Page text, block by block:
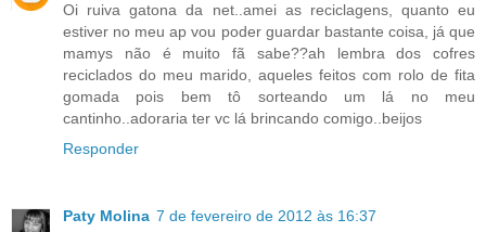
Oi ruiva gatona da net..amei as reciclagens, quanto eu
estiver no meu ap vou poder guardar bastante coisa, já que
mamys não é muito fã sabe??ah lembra dos cofres
reciclados do meu marido, aqueles feitos com rolo de fita
gomada pois bem tô sorteando um lá no meu
cantinho..adoraria ter vc lá brincando comigo..beijos
Responder
Paty Molina 7 de fevereiro de 2012 às 16:37